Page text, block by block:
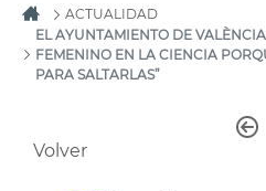
ACTUALIDAD
EL AYUNTAMIENTO DE
FEMENINO EN LA CIENCIA
PARA SALTARLAS”
Volver